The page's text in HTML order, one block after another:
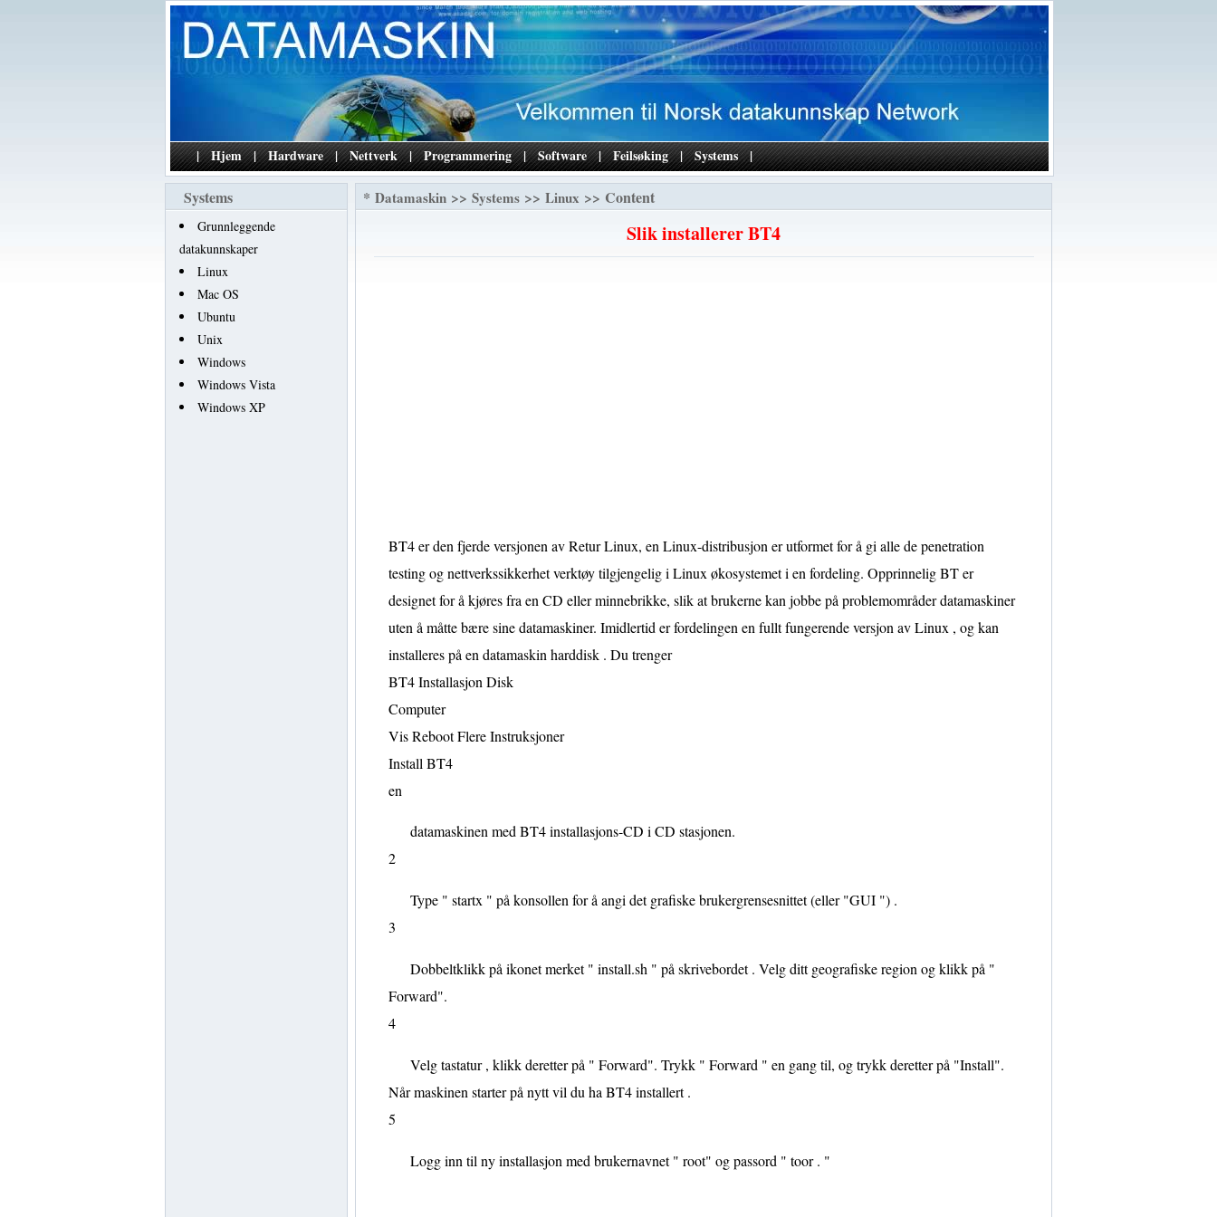
| Hjem | Hardware | Nettverk | Programmering | Software | Feilsøking | Systems |
Systems
Grunnleggende
datakunnskaper
Linux
Mac OS
Ubuntu
Unix
Windows
Windows Vista
Windows XP
* Datamaskin >> Systems >> Linux >> Content
Slik installerer BT4
BT4 er den fjerde versjonen av Retur Linux, en Linux-distribusjon er utformet for å gi alle de penetration
testing og nettverkssikkerhet verktøy tilgjengelig i Linux økosystemet i en fordeling. Opprinnelig BT er
designet for å kjøres fra en CD eller minnebrikke, slik at brukerne kan jobbe på problemområder datamaskiner
uten å måtte bære sine datamaskiner. Imidlertid er fordelingen en fullt fungerende versjon av Linux , og kan
installeres på en datamaskin harddisk . Du trenger
BT4 Installasjon Disk
Computer
Vis Reboot Flere Instruksjoner
Install BT4
en
datamaskinen med BT4 installasjons-CD i CD stasjonen.
2
Type " startx " på konsollen for å angi det grafiske brukergrensesnittet (eller "GUI ") .
3
Dobbeltklikk på ikonet merket " install.sh " på skrivebordet . Velg ditt geografiske region og klikk på "
Forward".
4
Velg tastatur , klikk deretter på " Forward". Trykk " Forward " en gang til, og trykk deretter på "Install".
Når maskinen starter på nytt vil du ha BT4 installert .
5
Logg inn til ny installasjon med brukernavnet " root" og passord " toor . "